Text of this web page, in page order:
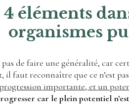
4 éléments
organismes
pas de faire une généralité, car
il faut reconnaître que ce n’est
importante, et un
car le plein potentiel